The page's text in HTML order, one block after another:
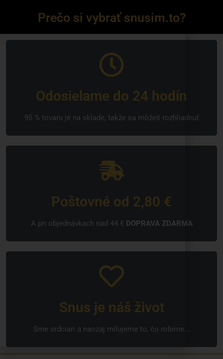
Prečo si vybrať snusim.to?
Odosielame do 24 hodín
95 % tovaru je na sklade, takže sa môžeš rozhliadnuť
Poštovné od 2,80 €
A pri objednávkach nad 44 € DOPRAVA ZDARMA
Snus je náš život
Sme srdciari a naozaj milujeme to, čo robíme...